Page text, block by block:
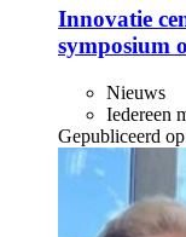
Innovatie
symposium
Nieuws
Iedereen
Gepubliceerd